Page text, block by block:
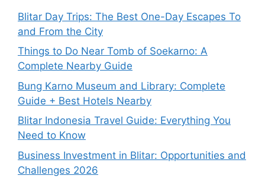
Blitar Day Trips: The Best One-Day Escapes To
and From the City
Things to Do Near Tomb of Soekarno: A
Complete Nearby Guide
Bung Karno Museum and Library: Complete
Guide + Best Hotels Nearby
Blitar Indonesia Travel Guide: Everything You
Need to Know
Business Investment in Blitar: Opportunities and
Challenges 2026